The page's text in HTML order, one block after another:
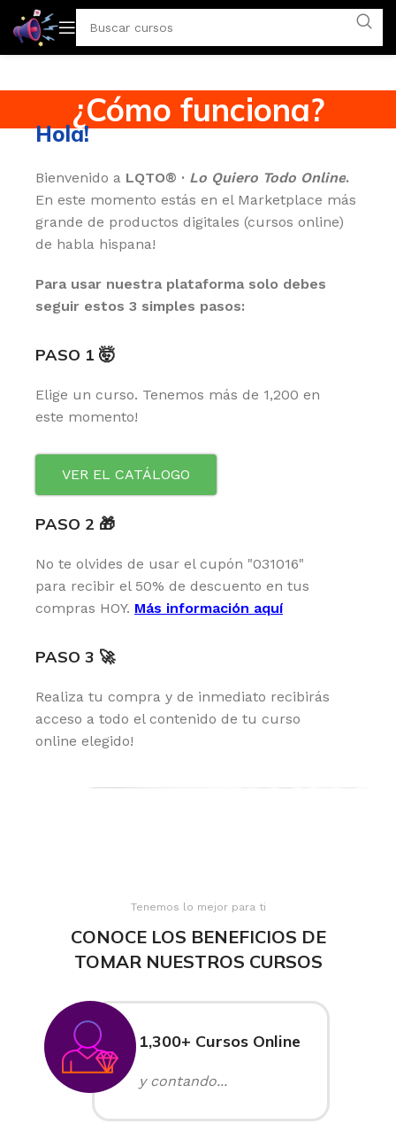
¿Cómo funciona?
Hola!
Bienvenido a LQTO® · Lo Quiero Todo Online.
En este momento estás en el Marketplace más
grande de productos digitales (cursos online)
de habla hispana!
Para usar nuestra plataforma solo debes
seguir estos 3 simples pasos:
PASO 1 🤯
Elige un curso. Tenemos más de 1,200 en
este momento!
VER EL CATÁLOGO
PASO 2 🎁
No te olvides de usar el cupón "031016"
para recibir el 50% de descuento en tus
compras HOY. Más información aquí
PASO 3 🚀
Realiza tu compra y de inmediato recibirás
acceso a todo el contenido de tu curso
online elegido!
Tenemos lo mejor para ti
CONOCE LOS BENEFICIOS DE
TOMAR NUESTROS CURSOS
1,300+ Cursos Online
y contando...